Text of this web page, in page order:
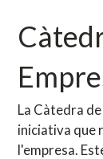
La Càtedra
iniciativa que
l'empresa.